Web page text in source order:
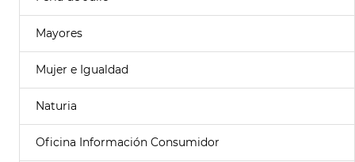
Mayores
Mujer e Igualdad
Naturia
Oficina Información Consumidor